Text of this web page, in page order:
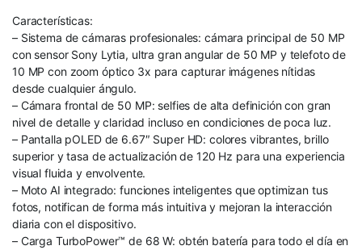
Características:
– Sistema de cámaras profesionales: cámara principal de 50 MP
con sensor Sony Lytia, ultra gran angular de 50 MP y telefoto de
10 MP con zoom óptico 3x para capturar imágenes nítidas
desde cualquier ángulo.
– Cámara frontal de 50 MP: selfies de alta definición con gran
nivel de detalle y claridad incluso en condiciones de poca luz.
– Pantalla pOLED de 6.67″ Super HD: colores vibrantes, brillo
superior y tasa de actualización de 120 Hz para una experiencia
visual fluida y envolvente.
– Moto AI integrado: funciones inteligentes que optimizan tus
fotos, notifican de forma más intuitiva y mejoran la interacción
diaria con el dispositivo.
– Carga TurboPower™ de 68 W: obtén batería para todo el día en